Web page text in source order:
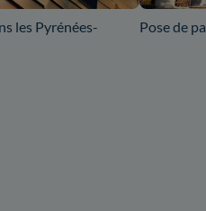
les Pyrénées-
Pose de